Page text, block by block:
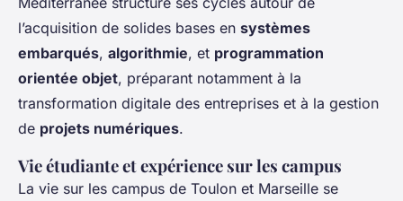
l’acquisition de solides bases en systèmes
embarqués, algorithmie, et programmation
orientée objet, préparant notamment à la
transformation digitale des entreprises et à la gestion
de projets numériques.
Vie étudiante et expérience sur les campus
La vie sur les campus de Toulon et Marseille se